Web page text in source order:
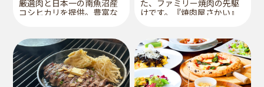
厳選肉と日本一の南魚沼産
コシヒカリを提供。豊富な
にうかがえる。
た、ファミリー焼肉の先駆
けです。『焼肉屋さかい』
手切りで厳選したこだわり
の焼肉をご堪能いただけま
す。